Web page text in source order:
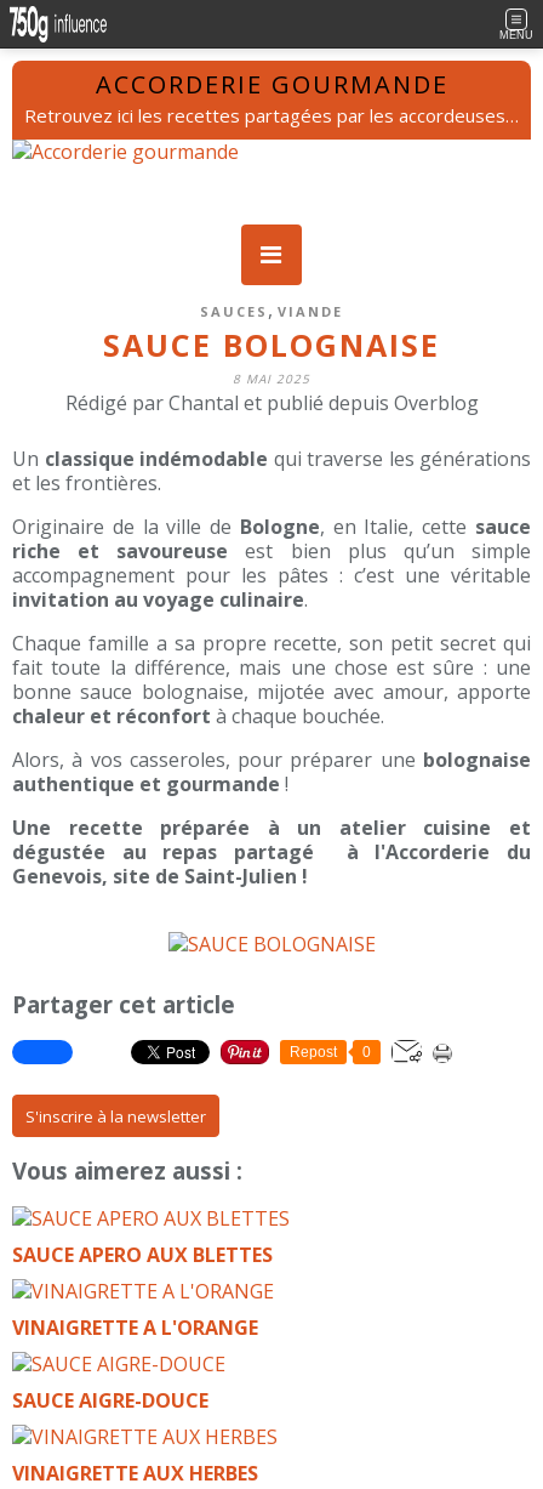
MENU
ACCORDERIE GOURMANDE
Retrouvez ici les recettes partagées par les accordeuses et les accordeurs.
SAUCES , VIANDE
SAUCE BOLOGNAISE
8 MAI 2025
Rédigé par Chantal et publié depuis Overblog
Un classique indémodable qui traverse les générations
et les frontières.
Originaire de la ville de Bologne, en Italie, cette sauce
riche et savoureuseest bien plus qu’un simple
accompagnement pour les pâtes : c’est une véritable
invitation au voyage culinaire.
Chaque famille a sa propre recette, son petit secret qui
fait toute la différence, mais une chose est sûre : une
bonne sauce bolognaise, mijotée avec amour, apporte
chaleur et réconfort à chaque bouchée.
Alors, à vos casseroles, pour préparer une bolognaise
authentique et gourmande !
Une recette préparée à un atelier cuisine et
dégustée au repas partagé à l'Accorderie du
Genevois, site de Saint-Julien !
Partager cet article
Repost 0
S'inscrire à la newsletter
Vous aimerez aussi :
SAUCE APERO AUX BLETTES
VINAIGRETTE A L'ORANGE
SAUCE AIGRE-DOUCE
VINAIGRETTE AUX HERBES